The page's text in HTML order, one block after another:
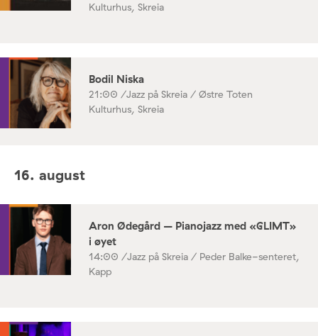
Kulturhus, Skreia
Bodil Niska
21:00 /Jazz på Skreia / Østre Toten
Kulturhus, Skreia
16. august
Aron Ødegård – Pianojazz med «GLIMT»
i øyet
14:00 /Jazz på Skreia / Peder Balke-senteret,
Kapp